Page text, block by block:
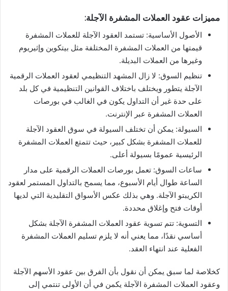
مميزات عقود العملات المشفرة الآجلة:
الأصول الأساسية: تستمد العقود الآجلة للعملات المشفرة
قيمتها من العملات المشفرة المختلفة مثل بيتكوين وإثيريوم
وغيرها من العملات البديلة.
تنظيم السوق: لا زال المشهد التنظيمي لعقود العملات الرقمية
الآجلة يتطور ويختلف باختلاف القوانين التنظيمية في كل بلد
على حدة غير أن التداول يكون في الغالب في بورصات
العملات المشفرة عبر الإنترنت.
السيولة: يمكن أن تختلف السيولة في سوق العقود الآجلة
للعملات المشفرة بشكل كبير، حيث تتمتع العملات المشفرة
الرئيسية عمومًا بسيولة أعلى.
ساعات السوق: تعمل بورصات العملات الرقمية على مدار
الساعة طوال أيام الأسبوع، مما يسمح بالتداول المستمر لعقود
الكريبتو الآجلة. وهي بذلك عكس الأسواق التقليدية التي لديها
أوقات فتح وإغلاق محددة.
التسوية: تتم تسوية عقود العملات المشفرة الآجلة بشكل
أساسي نقدًا، مما يعني أنه لا يلزم تسليم العملات المشفرة
الفعلية عند انتهاء العقد.
كخلاصة لما سبق يمكن أن نقول بأن الفرق بين عقود الأسهم الآجلة
وعقود العملات المشفرة الآجلة يكمن في أن الأولى تنتمي إلى